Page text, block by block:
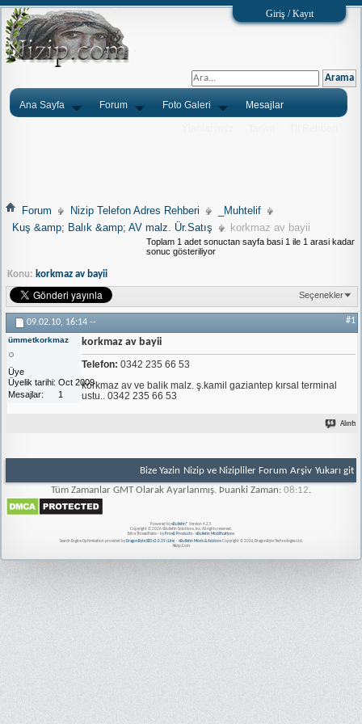
Giriş / Kayıt
Ana Sayfa Forum Foto Galeri Mesajlar
Forum Nizip Telefon Adres Rehberi
_Muhtelif
Kuş &amp; Balık &amp; AV malz. Ür.Satış
korkmaz av bayii
Toplam 1 adet sonuctan sayfa basi 1 ile 1 arasi kadar
sonuc gösteriliyor
Konu: korkmaz av bayii
Seçenekler
09.02.10, 16:14 -- #1
ümmetkorkmaz
Üye
Üyelik tarihi Oct 2009
Mesajlar
1
korkmaz av bayii
Telefon: 0342 235 66 53
korkmaz av ve balik malz. ş.kamil gaziantep kırsal terminal
ustu.. 0342 235 66 53
Alıntı
Bize Yazin Nizip ve Nizipliler Forum Arşiv Yukarı git
Tüm Zamanlar GMT Olarak Ayarlanmış. Þuanki Zaman: 08:12.
Powered by vBulletin® Version 4.2.5
Copyright © 2026 vBulletin Solutions, Inc. All rights reserved.
Extra Threadfields - by ProvB Products - vBulletin Modifications
Search Engine Optimisation provided by DragonByte SEO v2.0.39 (Lite)- vBulletin Mods & AddonsCopyright © 2026 DragonByte Technologies Ltd.
Nizip.Com